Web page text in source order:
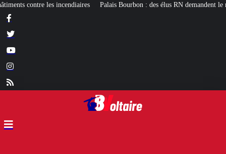
Bourbon : des élus RN demandent le réexamen du projet de pavillon